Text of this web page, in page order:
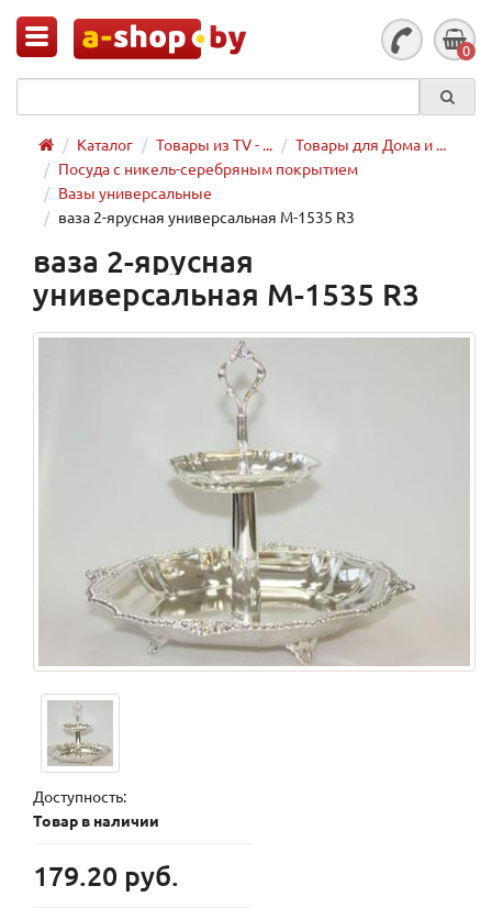
0
Каталог Товары из TV - ...
Товары для Дома и ...
Посуда с никель-серебряным покрытием
Вазы универсальные
ваза 2-ярусная универсальная M-1535 R3
ваза 2-ярусная
универсальная M-1535 R3
Доступность:
Товар в наличии
179.20 руб.